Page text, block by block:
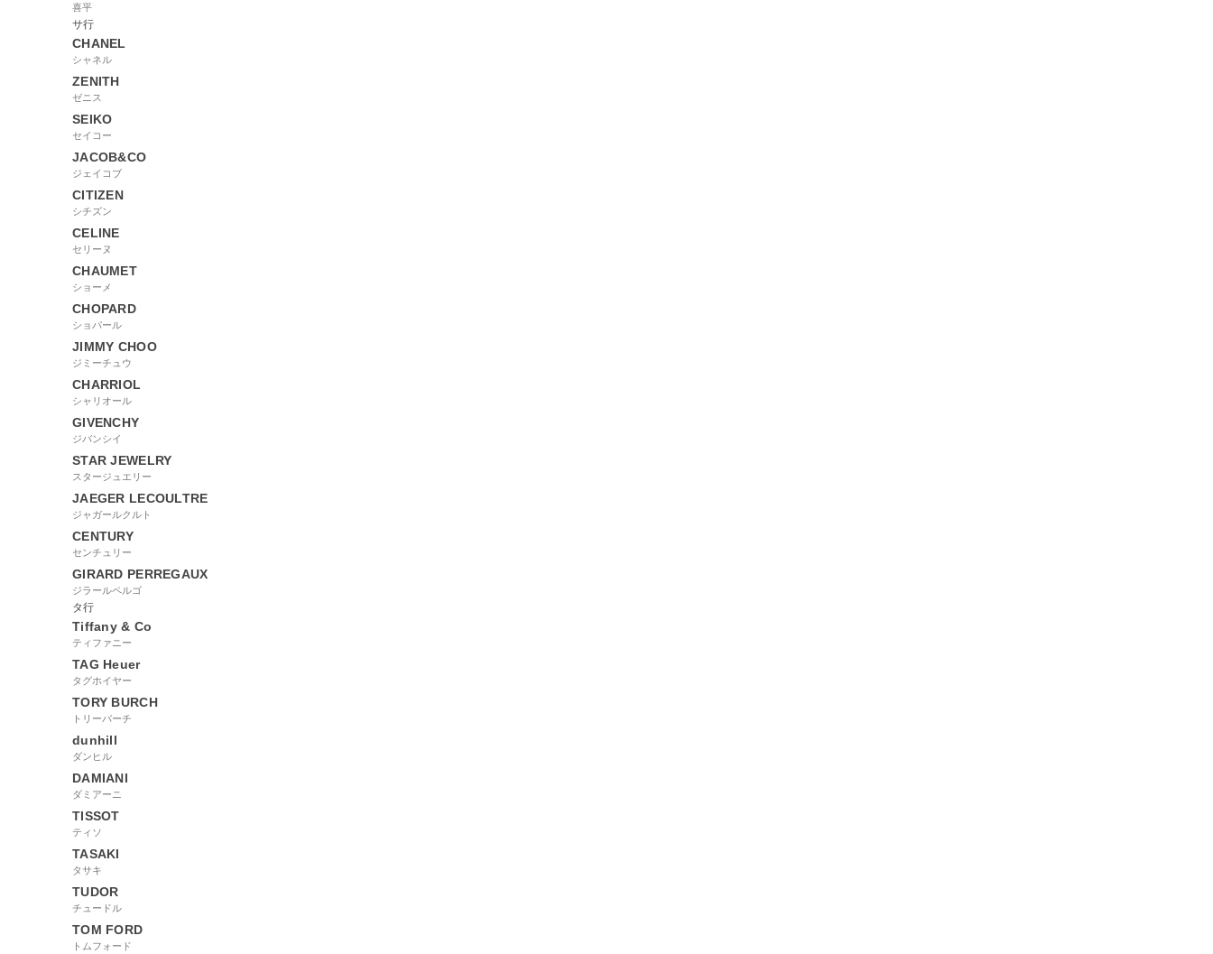
喜平
サ行
CHANEL
シャネル
ZENITH
ゼニス
SEIKO
セイコー
JACOB&CO
ジェイコブ
CITIZEN
シチズン
CELINE
セリーヌ
CHAUMET
ショーメ
CHOPARD
ショパール
JIMMY CHOO
ジミーチュウ
CHARRIOL
シャリオール
GIVENCHY
ジバンシイ
STAR JEWELRY
スタージュエリー
JAEGER LECOULTRE
ジャガールクルト
CENTURY
センチュリー
GIRARD PERREGAUX
ジラールペルゴ
タ行
Tiffany & Co
ティファニー
TAG Heuer
タグホイヤー
TORY BURCH
トリーバーチ
dunhill
ダンヒル
DAMIANI
ダミアーニ
TISSOT
ティソ
TASAKI
タサキ
TUDOR
チュードル
TOM FORD
トムフォード